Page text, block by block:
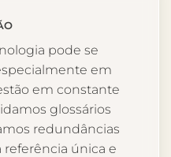
pode se
em
em constante
glossários
redundâncias
única e